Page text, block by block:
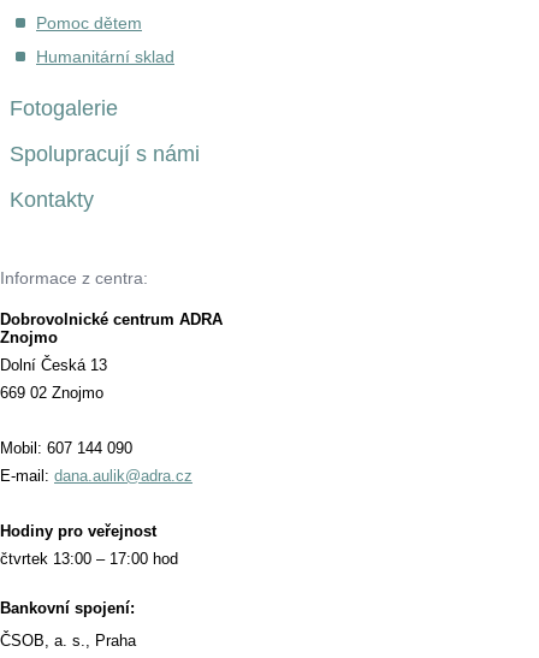
Pomoc dětem
Humanitární sklad
Fotogalerie
Spolupracují s námi
Kontakty
Informace z centra:
Dobrovolnické centrum ADRA
Znojmo
Dolní Česká 13
669 02 Znojmo
Mobil: 607 144 090
E-mail: dana.aulik@adra.cz
Hodiny pro veřejnost
čtvrtek 13:00 – 17:00 hod
Bankovní spojení:
ČSOB, a. s., Praha